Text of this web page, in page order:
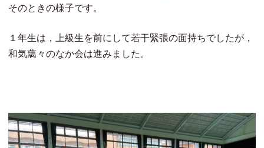
そのときの様子です。
１年生は，上級生を前にして若干緊張の面持ちでしたが，
和気藹々のなか会は進みました。